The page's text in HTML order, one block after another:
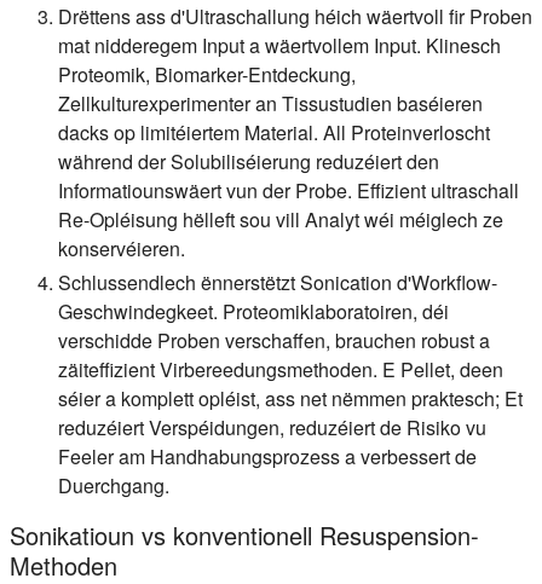
Drëttens ass d'Ultraschallung héich wäertvoll fir Proben
mat nidderegem Input a wäertvollem Input. Klinesch
Proteomik, Biomarker-Entdeckung,
Zellkulturexperimenter an Tissustudien baséieren
dacks op limitéiertem Material. All Proteinverloscht
während der Solubiliséierung reduzéiert den
Informatiounswäert vun der Probe. Effizient ultraschall
Re-Opléisung hëlleft sou vill Analyt wéi méiglech ze
konservéieren.
Schlussendlech ënnerstëtzt Sonication d'Workflow-
Geschwindegkeet. Proteomiklaboratoiren, déi
verschidde Proben verschaffen, brauchen robust a
zäiteffizient Virbereedungsmethoden. E Pellet, deen
séier a komplett opléist, ass net nëmmen praktesch; Et
reduzéiert Verspéidungen, reduzéiert de Risiko vu
Feeler am Handhabungsprozess a verbessert de
Duerchgang.
Sonikatioun vs konventionell Resuspension-
Methoden